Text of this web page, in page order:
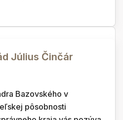
Július Činčár
Bazovského v
pôsobnosti